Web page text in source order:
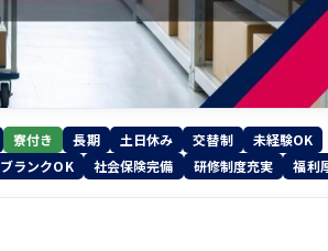
寮付き 長期 土日休み 交替制
未経験OK
ブランクOK 社会保険完備 研修制度充実 福利